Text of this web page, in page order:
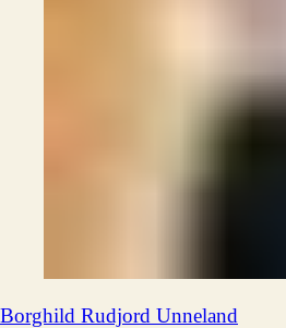
Borghild Rudjord Unneland